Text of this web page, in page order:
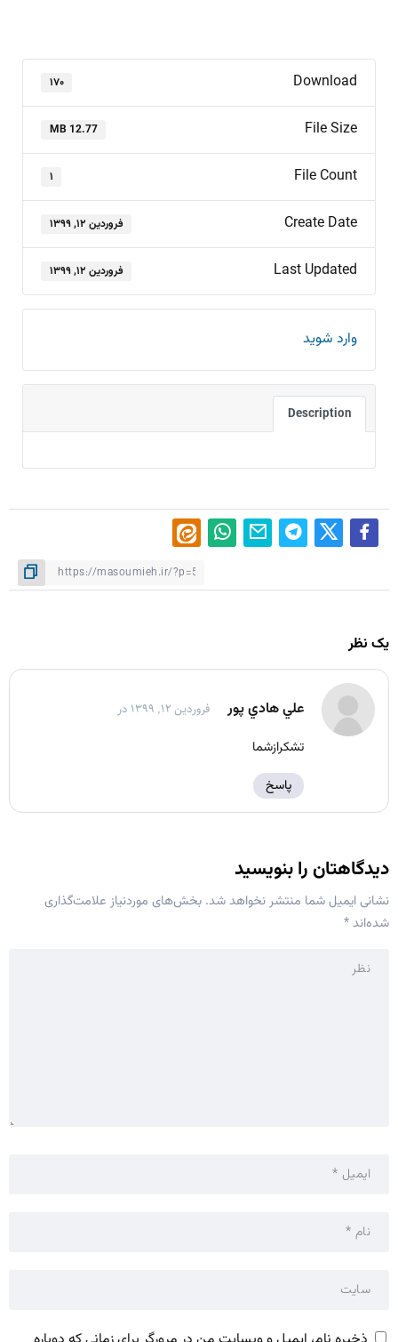
Download ۱۷۰
File Size
12.77 MB
File Count ۱
Create Date فروردین ۱۲, ۱۳۹۹
Last Updated فروردین ۱۲, ۱۳۹۹
وارد شوید
Description
یک نظر
علي هادي پور
فروردین ۱۲, ۱۳۹۹ در
تشکرازشما
پاسخ
دیدگاهتان را بنویسید
نشانی ایمیل شما منتشر نخواهد شد. بخش‌های موردنیاز علامت‌گذاری
شده‌اند*